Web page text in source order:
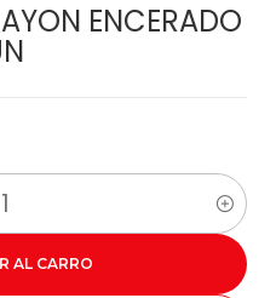
ENCERADO
AL CARRO